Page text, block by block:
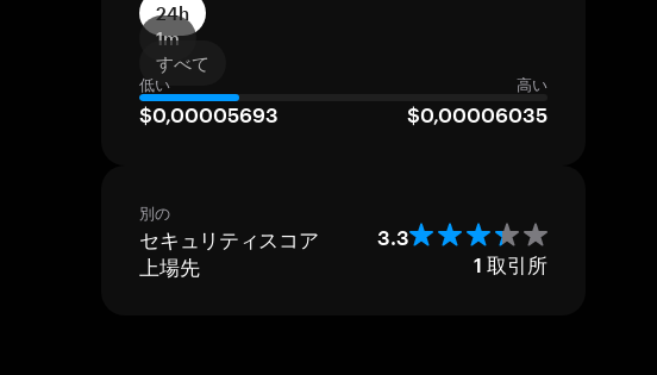
24h
1m
すべて
低い 高い
$0,00005693 $0,00006035
別の
セキュリティスコア 3.3
上場先 1 取引所